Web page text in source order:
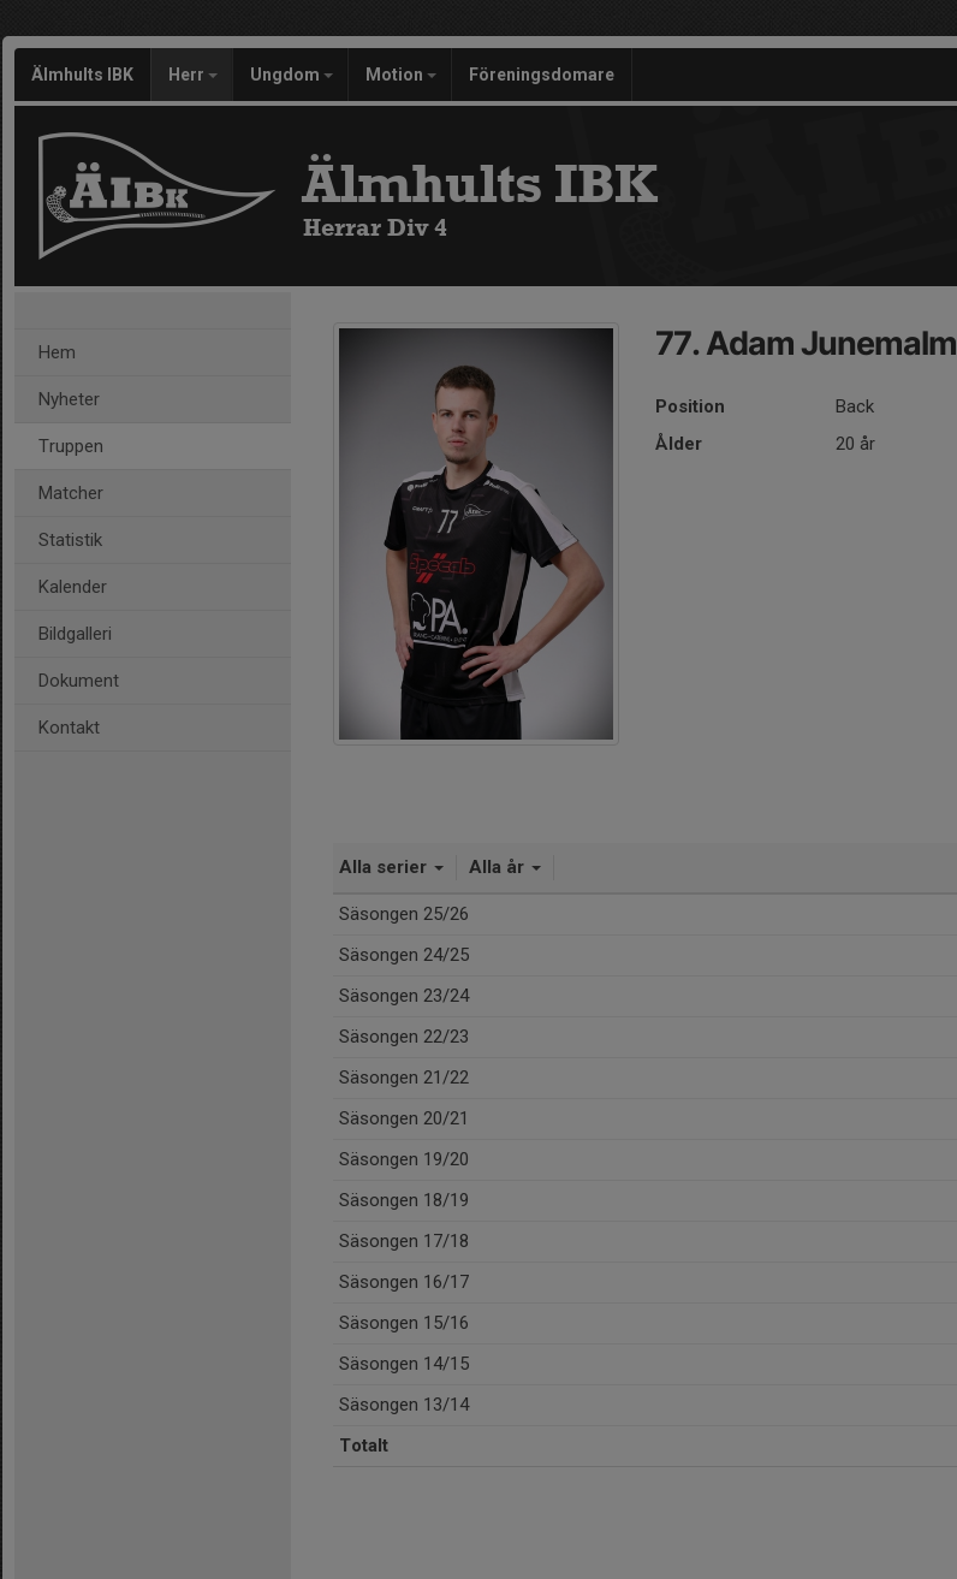
Älmhults IBK Herr Ungdom Motion Föreningsdomare
Älmhults IBK
Herrar Div 4
Hem
Nyheter
Truppen
Matcher
Statistik
Kalender
Bildgalleri
Dokument
Kontakt
77. Adam Junemalm
Position
Back
Ålder
20 år
Alla serier Alla år
Säsongen 25/26
Säsongen 24/25
Säsongen 23/24
Säsongen 22/23
Säsongen 21/22
Säsongen 20/21
Säsongen 19/20
Säsongen 18/19
Säsongen 17/18
Säsongen 16/17
Säsongen 15/16
Säsongen 14/15
Säsongen 13/14
Totalt